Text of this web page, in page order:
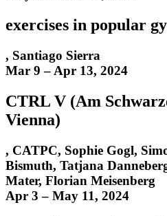
exercises in popular
, Santiago Sierra
Mar 9 – Apr 13, 2024
CTRL V (Am
Vienna)
, CATPC, Sophie Gogl,
Bismuth, Tatjana
Mater, Florian Meisenberg
Apr 3 – May 11, 2024